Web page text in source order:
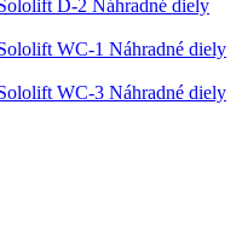
Náhradné diely
Náhradné diely
Náhradné diely